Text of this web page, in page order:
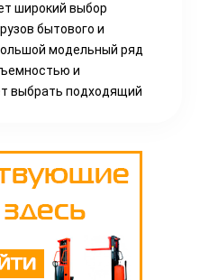
широкий выбор
бытового и
модельный ряд
и
выбрать подходящий